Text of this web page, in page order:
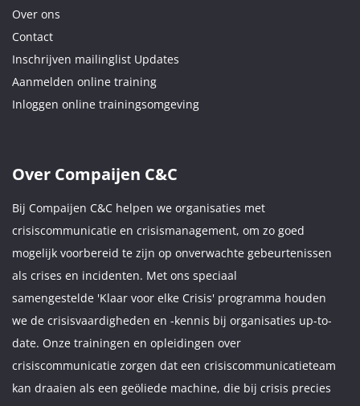
Over ons
Contact
Inschrijven mailinglist Updates
Aanmelden online training
Inloggen online trainingsomgeving
Over Compaijen C&C
Bij Compaijen C&C helpen we organisaties met
crisiscommunicatie en crisismanagement, om zo goed
mogelijk voorbereid te zijn op onverwachte gebeurtenissen
als crises en incidenten. Met ons speciaal
samengestelde 'Klaar voor elke Crisis' programma houden
we de crisisvaardigheden en -kennis bij organisaties up-to-
date. Onze trainingen en opleidingen over
crisiscommunicatie zorgen dat een crisiscommunicatieteam
kan draaien als een geöliede machine, die bij crisis precies